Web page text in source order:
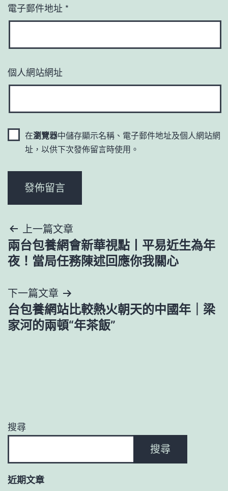
電子郵件地址 *
個人網站網址
在瀏覽器中儲存顯示名稱、電子郵件地址及個人網站網
址，以供下次發佈留言時使用。
文
章
覽
上一篇文章
兩台包養網會新華視點丨平易近生為年
夜！當局任務陳述回應你我關心
下一篇文章
台包養網站比較熱火朝天的中國年｜梁
家河的兩頓“年茶飯”
搜尋
搜尋
近期文章